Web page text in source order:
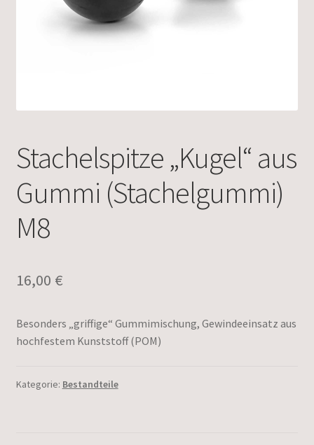
Stachelspitze „Kugel“ aus
Gummi (Stachelgummi)
M8
16,00 €
Besonders „griffige“ Gummimischung, Gewindeeinsatz aus
hochfestem Kunststoff (POM)
Kategorie: Bestandteile